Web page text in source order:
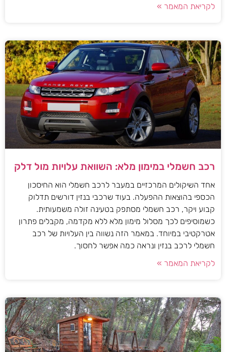
לקריאת המאמר »
רכב חשמלי במימון מלא: השוואת עלויות מול דלק
אחד השיקולים המרכזיים במעבר לרכב חשמלי הוא החיסכון
הכספי בהוצאות ההפעלה. בעוד שרכבי בנזין דורשים תדלוק
קבוע ויקר, רכב חשמלי מסתפק בטעינה זולה משמעותית.
כשמוסיפים לכך מסלול מימון מלא ללא מקדמה, מקבלים פתרון
אטרקטיבי במיוחד. במאמר הזה נשווה בין העלויות של רכב
חשמלי לרכב בנזין ונראה כמה אפשר לחסוך.
לקריאת המאמר »